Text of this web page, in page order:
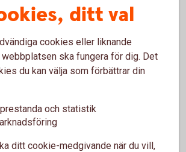
är enkelt och bekvämt. Skaffa ett
om du tappar mobil
ditt val
cookies eller liknande
ska fungera för dig. Det
du kan välja som förbättrar din
och statistik
ditt cookie-medgivande när du vill,